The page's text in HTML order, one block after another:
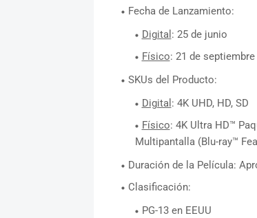
Fecha de Lanzamiento:
Digital : 25 de junio
Físico: 21 de septiembre
SKUs del Producto:
Digital : 4K UHD, HD, SD
Físico: 4K Ultra HD™
Multipantalla (Blu-ray™
Duración de la Película:
Clasificación:
PG-13 en EEUU